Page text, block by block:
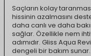
Saçların kolay
hissinin azalmasını
daha canlı ve daha
sağlar. Özellikle nem
adımıdır. Gliss Aqua
dengeli bir bakım sunar.